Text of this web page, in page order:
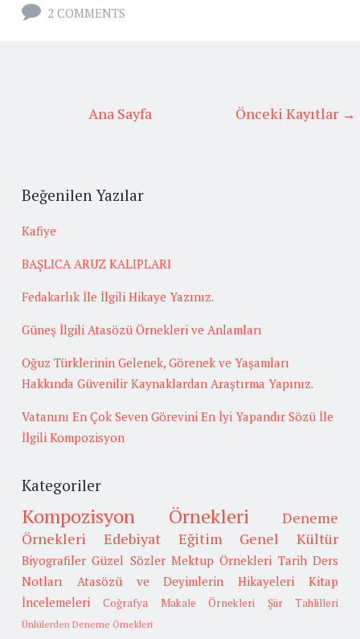
2 COMMENTS
Önceki Kayıtlar →
Ana Sayfa
Beğenilen Yazılar
Kafiye
BAŞLICA ARUZ KALIPLARI
Fedakarlık İle İlgili Hikaye Yazınız.
Güneş İlgili Atasözü Örnekleri ve Anlamları
Oğuz Türklerinin Gelenek, Görenek ve Yaşamları
Hakkında Güvenilir Kaynaklardan Araştırma Yapınız.
Vatanını En Çok Seven Görevini En İyi Yapandır Sözü İle
İlgili Kompozisyon
Kategoriler
Kompozisyon Örnekleri
Deneme
Örnekleri
Edebiyat Eğitim Genel Kültür
Biyografiler Güzel Sözler Mektup Örnekleri Tarih Ders
Notları
Atasözü ve Deyimlerin Hikayeleri
Kitap
İncelemeleri
Coğrafya Makale Örnekleri Şiir Tahlilleri
Ünlülerden Deneme Örnekleri